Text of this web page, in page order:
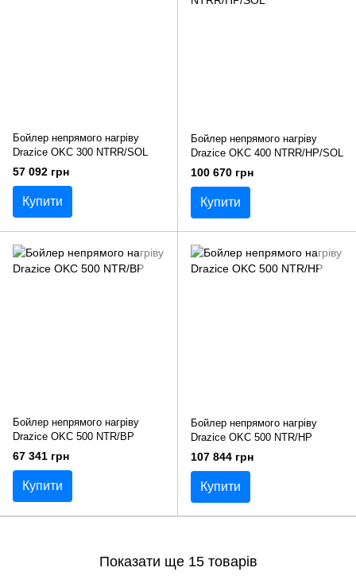
Бойлер непрямого нагріву
Drazice OKC 300 NTRR/SOL
57 092 грн
Купити
Бойлер непрямого нагріву
Drazice OKC 400 NTRR/HP/SOL
100 670 грн
Купити
Бойлер непрямого нагріву
Drazice OKC 500 NTR/BP
67 341 грн
Купити
Бойлер непрямого нагріву
Drazice OKC 500 NTR/HP
107 844 грн
Купити
Показати ще 15 товарів